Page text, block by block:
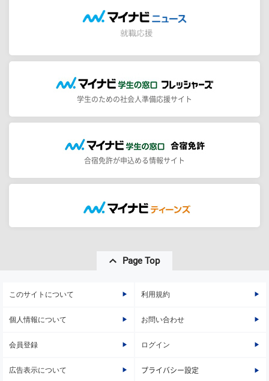
学生のための社会人準備応援サイト
合宿免許が申込める情報サイト
Page Top
このサイトについて 利用規約
個人情報について お問い合わせ
会員登録 ログイン
広告表示について プライバシー設定